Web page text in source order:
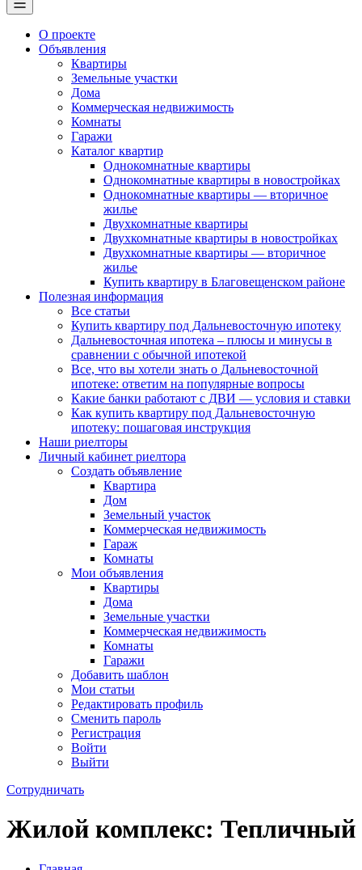
О проекте
Объявления
Квартиры
Земельные участки
Дома
Коммерческая недвижимость
Комнаты
Гаражи
Каталог квартир
Однокомнатные квартиры
Однокомнатные квартиры в новостройках
Однокомнатные квартиры — вторичное
жилье
Двухкомнатные квартиры
Двухкомнатные квартиры в новостройках
Двухкомнатные квартиры — вторичное
жилье
Купить квартиру в Благовещенском районе
Полезная информация
Все статьи
Купить квартиру под Дальневосточную ипотеку
Дальневосточная ипотека – плюсы и минусы в
сравнении с обычной ипотекой
Все, что вы хотели знать о Дальневосточной
ипотеке: ответим на популярные вопросы
Какие банки работают с ДВИ — условия и ставки
Как купить квартиру под Дальневосточную
ипотеку: пошаговая инструкция
Наши риелторы
Личный кабинет риелтора
Cоздать объявление
Квартира
Дом
Земельный участок
Коммерческая недвижимость
Гараж
Комнаты
Мои объявления
Квартиры
Дома
Земельные участки
Коммерческая недвижимость
Комнаты
Гаражи
Добавить шаблон
Мои статьи
Редактировать профиль
Сменить пароль
Регистрация
Войти
Выйти
Сотрудничать
Жилой комплекс: Тепличный